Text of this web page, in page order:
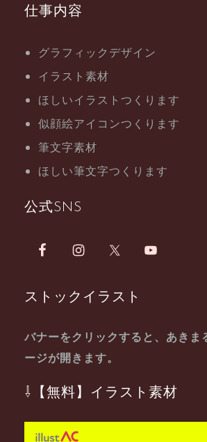
仕事内容
グラフィックデザイン
イラスト素材
ほしいイラストつくります
似顔絵アイコンつくります
筆文字素材
ほしい筆文字つくります
公式SNS
ストックイラスト
バナーをクリックすると、あきま
ージが開きます。
⇩【無料】イラスト素材